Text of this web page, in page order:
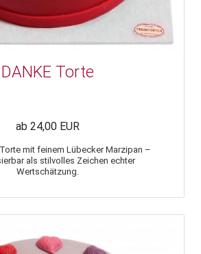
DANKE Torte
ab 24,00 EUR
mit feinem Lübecker Marzipan –
als stilvolles Zeichen echter
Wertschätzung.